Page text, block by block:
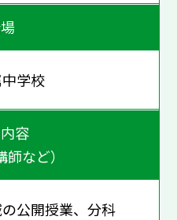
学校
容
師など）
の公開授業、分科